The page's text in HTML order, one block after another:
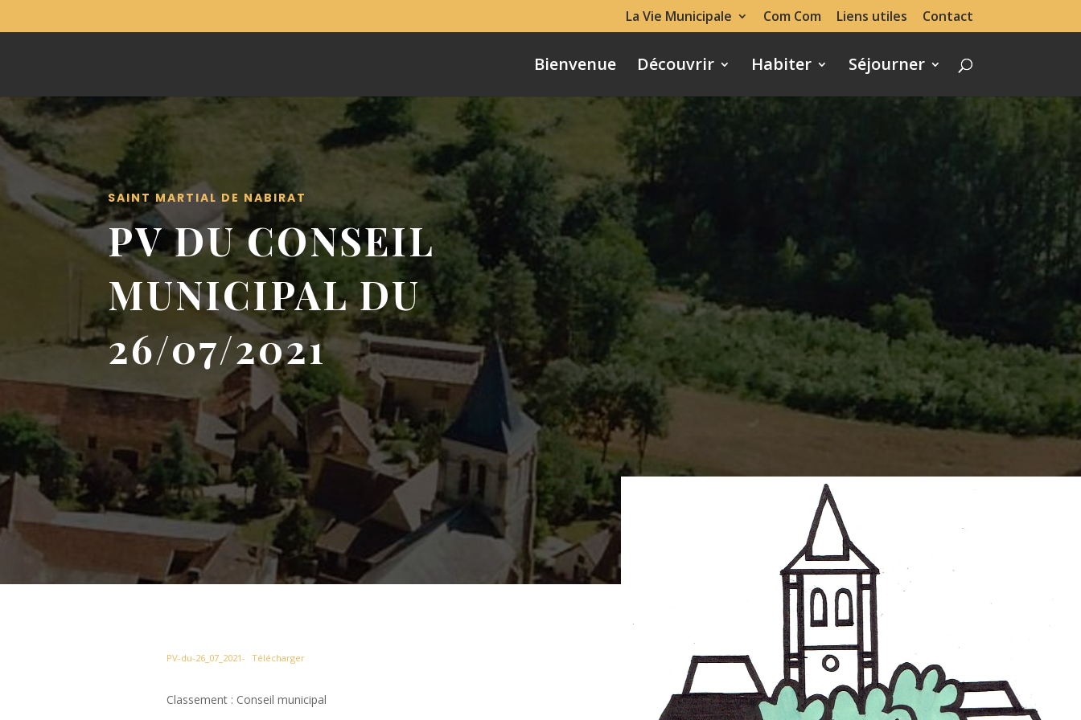
La Vie Municipale Com Com Liens utiles Contact
Bienvenue Découvrir Habiter Séjourner
SAINT MARTIAL DE NABIRAT
PV DU CONSEIL
MUNICIPAL DU
26/07/2021
PV-du-26_07_2021- Télécharger
Classement : Conseil municipal